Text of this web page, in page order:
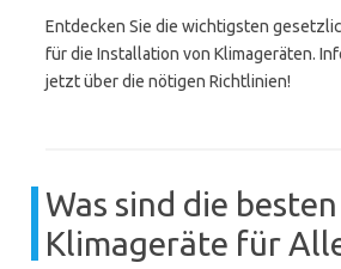
Entdecken Sie die wichtigsten
für die Installation von Klimageräten.
jetzt über die nötigen Richtlinien!
Was sind die besten
Klimageräte für